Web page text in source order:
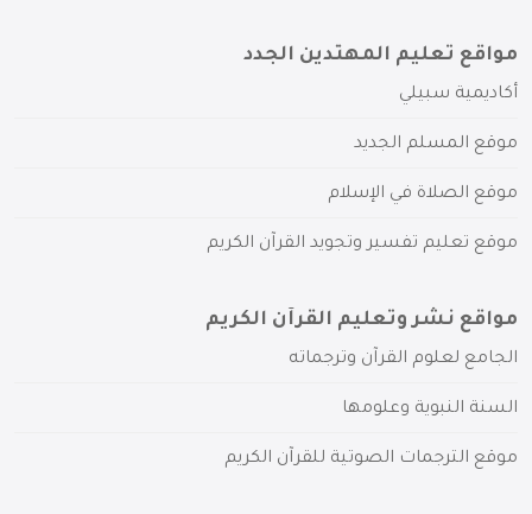
مواقع تعليم المهتدين الجدد
أكاديمية سبيلي
موقع المسلم الجديد
موقع الصلاة في الإسلام
موقع تعليم تفسير وتجويد القرآن الكريم
مواقع نشر وتعليم القرآن الكريم
الجامع لعلوم القرآن وترجماته
السنة النبوية وعلومها
موقع الترجمات الصوتية للقرآن الكريم